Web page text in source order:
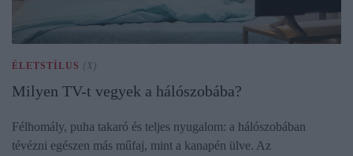
ÉLETSTÍLUS (X)
Milyen TV-t vegyek a hálószobába?
Félhomály, puha takaró és teljes nyugalom: a hálószobában
tévézni egészen más műfaj, mint a kanapén ülve. Az